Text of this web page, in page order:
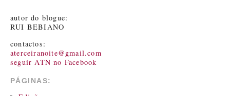
autor do blogue:
RUI BEBIANO
contactos:
aterceiranoite@gmail.com
seguir ATN no Facebook
PÁGINAS: